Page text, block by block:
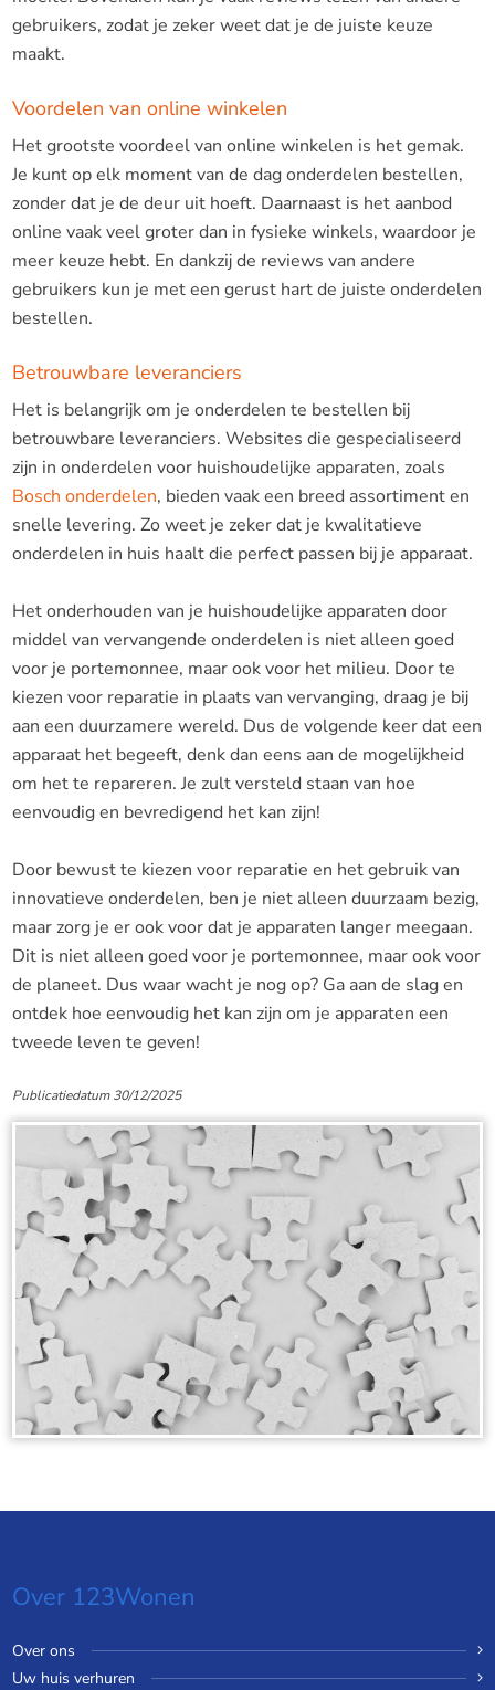
gebruikers, zodat je zeker weet dat je de juiste keuze
maakt.
Voordelen van online winkelen
Het grootste voordeel van online winkelen is het gemak.
Je kunt op elk moment van de dag onderdelen bestellen,
zonder dat je de deur uit hoeft. Daarnaast is het aanbod
online vaak veel groter dan in fysieke winkels, waardoor je
meer keuze hebt. En dankzij de reviews van andere
gebruikers kun je met een gerust hart de juiste onderdelen
bestellen.
Betrouwbare leveranciers
Het is belangrijk om je onderdelen te bestellen bij
betrouwbare leveranciers. Websites die gespecialiseerd
zijn in onderdelen voor huishoudelijke apparaten, zoals
Bosch onderdelen, bieden vaak een breed assortiment en
snelle levering. Zo weet je zeker dat je kwalitatieve
onderdelen in huis haalt die perfect passen bij je apparaat.
Het onderhouden van je huishoudelijke apparaten door
middel van vervangende onderdelen is niet alleen goed
voor je portemonnee, maar ook voor het milieu. Door te
kiezen voor reparatie in plaats van vervanging, draag je bij
aan een duurzamere wereld. Dus de volgende keer dat een
apparaat het begeeft, denk dan eens aan de mogelijkheid
om het te repareren. Je zult versteld staan van hoe
eenvoudig en bevredigend het kan zijn!
Door bewust te kiezen voor reparatie en het gebruik van
innovatieve onderdelen, ben je niet alleen duurzaam bezig,
maar zorg je er ook voor dat je apparaten langer meegaan.
Dit is niet alleen goed voor je portemonnee, maar ook voor
de planeet. Dus waar wacht je nog op? Ga aan de slag en
ontdek hoe eenvoudig het kan zijn om je apparaten een
tweede leven te geven!
Publicatiedatum 30/12/2025
Over 123Wonen
Over ons
Uw huis verhuren